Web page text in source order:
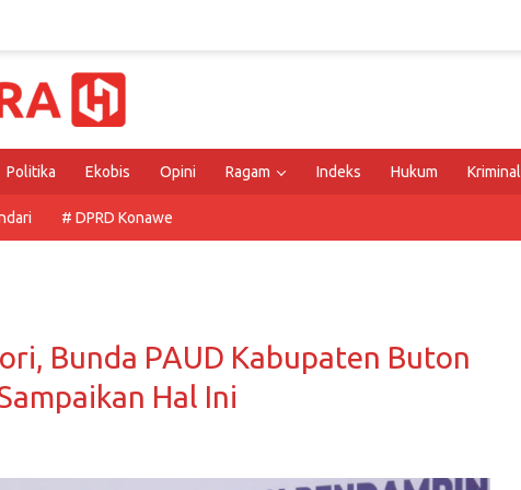
Politika Ekobis Opini Ragam Indeks Hukum Kriminal
# DPRD Konawe
Bunda PAUD Kabupaten Buton
Hal Ini